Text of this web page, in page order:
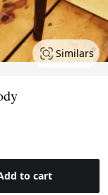
Similars
to cart